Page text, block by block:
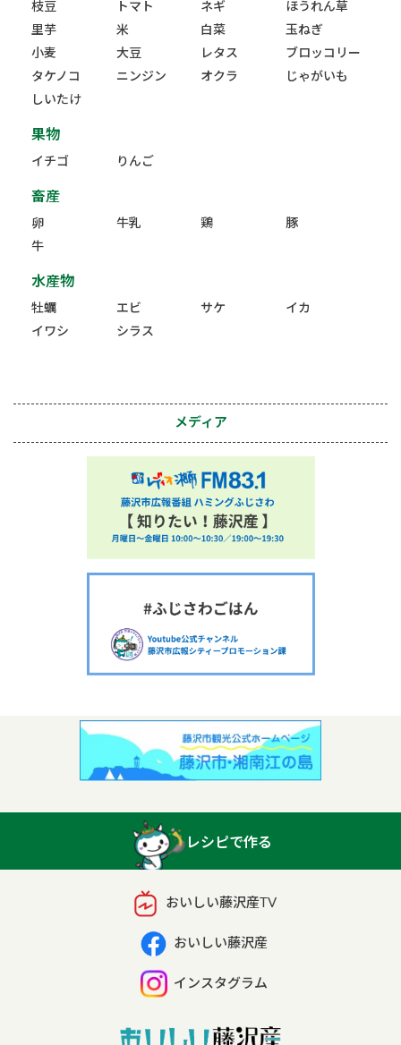
枝豆
トマト ネギ
ほうれん草
里芋
米 白菜
玉ねぎ
小麦
大豆 レタス
ブロッコリー
タケノコ
ニンジン オクラ
じゃがいも
しいたけ
果物
イチゴ りんご
畜産
卵 牛乳 鶏
豚
牛
水産物
牡蠣 エビ サケ
イカ
イワシ
シラス
メディア
レシピで作る
おいしい藤沢産TV
おいしい藤沢産
インスタグラム